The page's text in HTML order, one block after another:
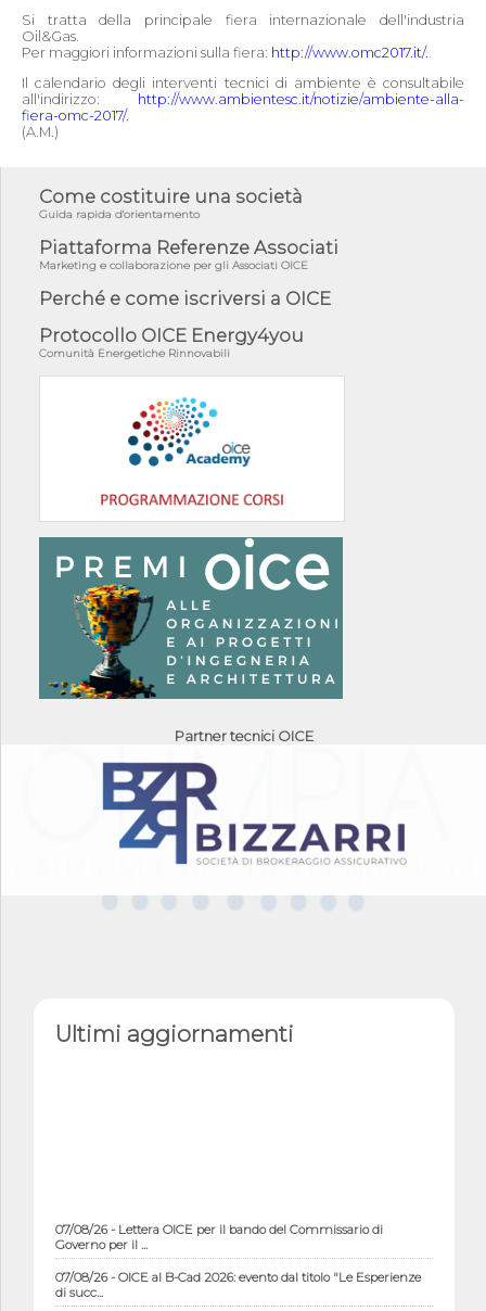
Si tratta della principale fiera internazionale dell'industria
Oil&Gas.
Per maggiori informazioni sulla fiera: http://www.omc2017.it/.
Il calendario degli interventi tecnici di ambiente è consultabile
all'indirizzo: http://www.ambientesc.it/notizie/ambiente-alla-
fiera-omc-2017/.
(A.M.)
Come costituire una società
Guida rapida d'orientamento
Piattaforma Referenze Associati
Marketing e collaborazione per gli Associati OICE
Perché e come iscriversi a OICE
Protocollo OICE Energy4you
Comunità Energetiche Rinnovabili
Partner tecnici OICE
Ultimi aggiornamenti
07/08/26 - Lettera OICE per il bando del Commissario di
Governo per il ...
07/08/26 - OICE al B-Cad 2026: evento dal titolo "Le Esperienze
di succ...